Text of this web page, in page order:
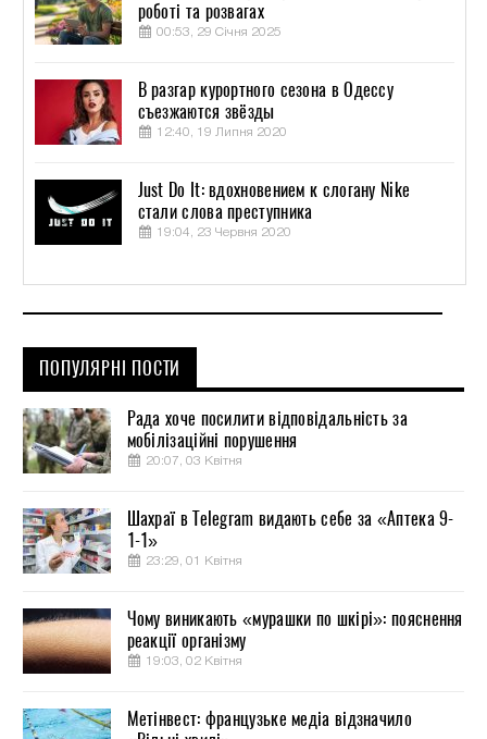
роботі та розвагах
00:53, 29 Січня 2025
В разгар курортного сезона в Одессу
съезжаются звёзды
12:40, 19 Липня 2020
Just Do It: вдохновением к слогану Nike
стали слова преступника
19:04, 23 Червня 2020
ПОПУЛЯРНІ ПОСТИ
Рада хоче посилити відповідальність за
мобілізаційні порушення
20:07, 03 Квітня
Шахраї в Telegram видають себе за «Аптека 9-
1-1»
23:29, 01 Квітня
Чому виникають «мурашки по шкірі»: пояснення
реакції організму
19:03, 02 Квітня
Метінвест: французьке медіа відзначило